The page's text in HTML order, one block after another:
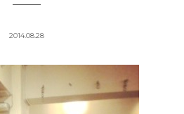
2014.08.28